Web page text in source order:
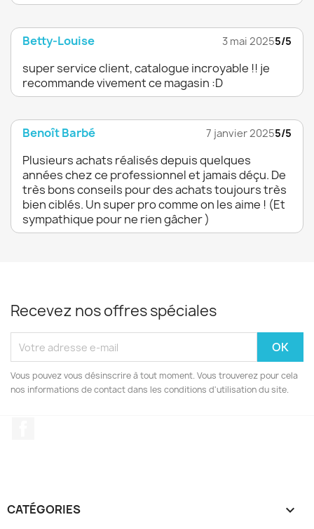
Betty-Louise 3 mai 20255/5
super service client, catalogue incroyable !! je
recommande vivement ce magasin :D
Benoît Barbé 7 janvier 20255/5
Plusieurs achats réalisés depuis quelques
années chez ce professionnel et jamais déçu. De
très bons conseils pour des achats toujours très
bien ciblés. Un super pro comme on les aime ! (Et
sympathique pour ne rien gâcher )
Recevez nos offres spéciales
Vous pouvez vous désinscrire à tout moment. Vous trouverez pour cela
nos informations de contact dans les conditions d'utilisation du site.
CATÉGORIES 